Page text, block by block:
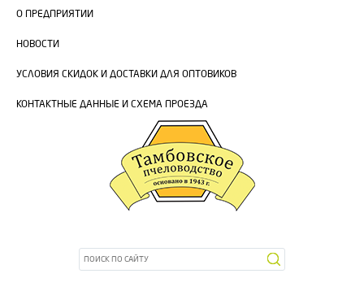
О ПРЕДПРИЯТИИ
НОВОСТИ
УСЛОВИЯ СКИДОК И ДОСТАВКИ ДЛЯ ОПТОВИКОВ
КОНТАКТНЫЕ ДАННЫЕ И СХЕМА ПРОЕЗДА